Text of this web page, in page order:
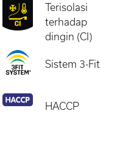
Terisolasi
terhadap
dingin (CI)
Sistem 3-Fit
HACCP